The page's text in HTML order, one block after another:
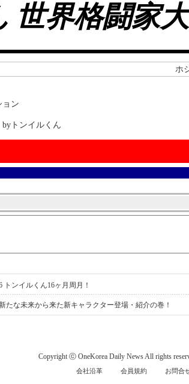
世界格闘家
ョン
トンイルくん
トンイルくん16ヶ月周月！
たな未来から来た新キャラクター登場・紹介の巻！
Copyright ⓒ OneKorea Daily News All rights
会社沿革 会員規約 お問合